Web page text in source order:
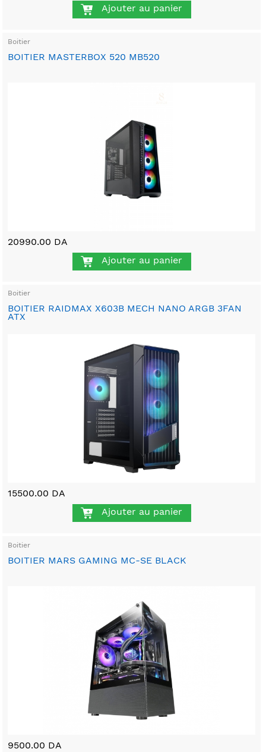
Ajouter au panier
Boitier
BOITIER MASTERBOX 520 MB520
20990.00 DA
Ajouter au panier
Boitier
BOITIER RAIDMAX X603B MECH NANO ARGB 3FAN
ATX
15500.00 DA
Ajouter au panier
Boitier
BOITIER MARS GAMING MC-SE BLACK
9500.00 DA